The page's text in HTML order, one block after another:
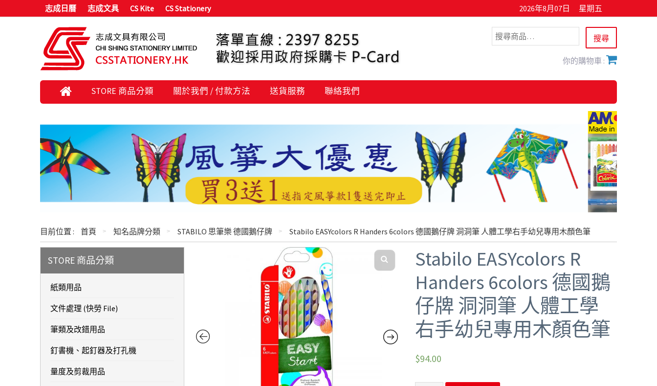
志成日曆 志成文具 CS Kite CS Stationery 2026年8月07日 星期五
你的購物車 :
STORE 商品分類 關於我們 / 付款方法 送貨服務 聯絡我們
目前位置 : 首頁 知名品牌分類 STABILO 思筆樂 德國鵝仔牌 Stabilo EASYcolors R Handers 6colors 德國鵝仔牌 洞洞筆 人體工學右手幼兒專用木顏色筆
Stabilo EASYcolors R
Handers 6colors 德國鵝
仔牌 洞洞筆 人體工學
右手幼兒專用木顏色筆
$94.00
STORE 商品分類
紙類用品
文件處理 (快勞 File)
筆類及改錯用品
釘書機、起釘器及打孔機
量度及剪裁用品